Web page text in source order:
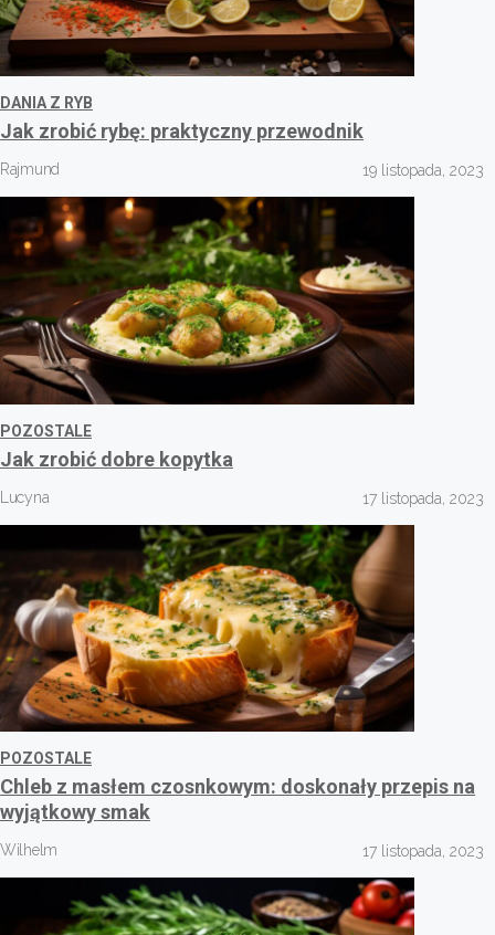
DANIA Z RYB
Jak zrobić rybę: praktyczny przewodnik
Rajmund 19 listopada, 2023
POZOSTALE
Jak zrobić dobre kopytka
Lucyna 17 listopada, 2023
POZOSTALE
Chleb z masłem czosnkowym: doskonały przepis na
wyjątkowy smak
Wilhelm 17 listopada, 2023